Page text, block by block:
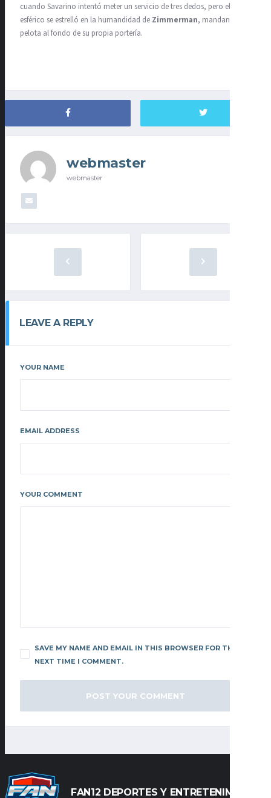
cuando Savarino intentó meter un servicio de tres dedos, pero el
esférico se estrelló en la humandidad de Zimmerman, mandando la
pelota al fondo de su propia portería.
webmaster
webmaster
LEAVE A REPLY
YOUR NAME
EMAIL ADDRESS
YOUR COMMENT
SAVE MY NAME AND EMAIL IN THIS BROWSER FOR THE
NEXT TIME I COMMENT.
FAN12 DEPORTES Y ENTRETENIMIENTO